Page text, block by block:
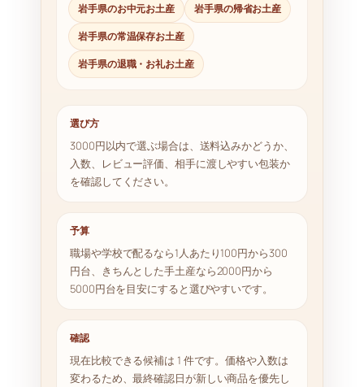
岩手県のお中元お土産
岩手県の帰省お土産
岩手県の常温保存お土産
岩手県の退職・お礼お土産
選び方
3000円以内で選ぶ場合は、送料込みかどうか、
入数、レビュー評価、相手に渡しやすい包装か
を確認してください。
予算
職場や学校で配るなら1人あたり100円から300
円台、きちんとした手土産なら2000円から
5000円台を目安にすると選びやすいです。
確認
現在比較できる候補は 1 件です。価格や入数は
変わるため、最終確認日が新しい商品を優先し